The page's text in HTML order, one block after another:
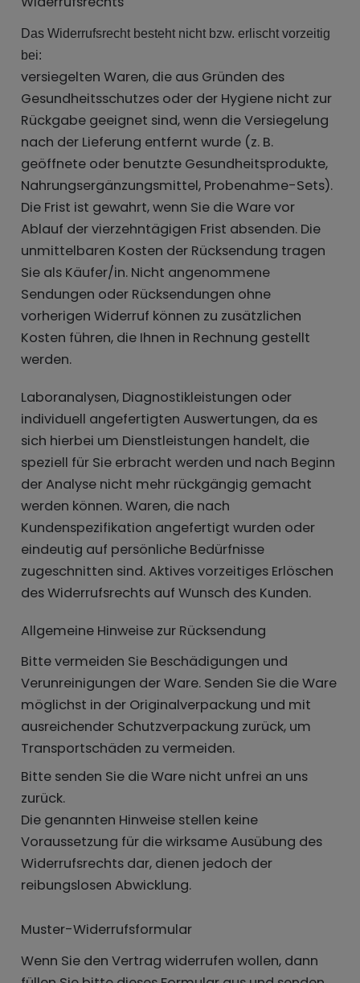
Das Widerrufsrecht besteht nicht bzw. erlischt vorzeitig
bei:
versiegelten Waren, die aus Gründen des
Gesundheitsschutzes oder der Hygiene nicht zur
Rückgabe geeignet sind, wenn die Versiegelung
nach der Lieferung entfernt wurde (z. B.
geöffnete oder benutzte Gesundheitsprodukte,
Nahrungsergänzungsmittel, Probenahme-Sets).
Die Frist ist gewahrt, wenn Sie die Ware vor
Ablauf der vierzehntägigen Frist absenden. Die
unmittelbaren Kosten der Rücksendung tragen
Sie als Käufer/in. Nicht angenommene
Sendungen oder Rücksendungen ohne
vorherigen Widerruf können zu zusätzlichen
Kosten führen, die Ihnen in Rechnung gestellt
werden.
Laboranalysen, Diagnostikleistungen oder
individuell angefertigten Auswertungen, da es
sich hierbei um Dienstleistungen handelt, die
speziell für Sie erbracht werden und nach Beginn
der Analyse nicht mehr rückgängig gemacht
werden können. Waren, die nach
Kundenspezifikation angefertigt wurden oder
eindeutig auf persönliche Bedürfnisse
zugeschnitten sind. Aktives vorzeitiges Erlöschen
des Widerrufsrechts auf Wunsch des Kunden.
Allgemeine Hinweise zur Rücksendung
Bitte vermeiden Sie Beschädigungen und
Verunreinigungen der Ware. Senden Sie die Ware
möglichst in der Originalverpackung und mit
ausreichender Schutzverpackung zurück, um
Transportschäden zu vermeiden.
Bitte senden Sie die Ware nicht unfrei an uns
zurück.
Die genannten Hinweise stellen keine
Voraussetzung für die wirksame Ausübung des
Widerrufsrechts dar, dienen jedoch der
reibungslosen Abwicklung.
Muster-Widerrufsformular
Wenn Sie den Vertrag widerrufen wollen, dann